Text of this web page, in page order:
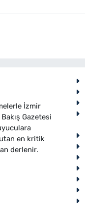
İzmir
Gazetesi
en kritik
derlenir.